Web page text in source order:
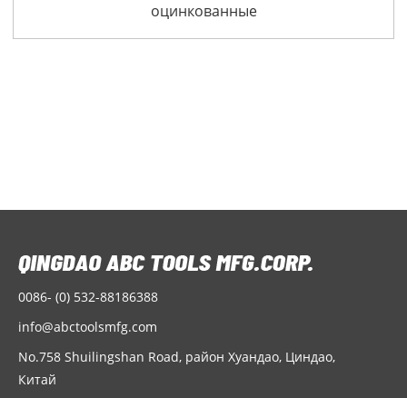
оцинкованные
стальные полки с
0086- (0) 532-88186388
info@abctoolsmfg.com
No.758 Shuilingshan Road, район Хуандао, Циндао,
Китай